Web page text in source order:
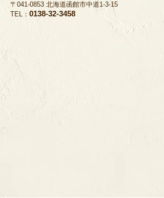
〒041-0853 北海道函館市中道1-3-15
TEL： 0138-32-3458